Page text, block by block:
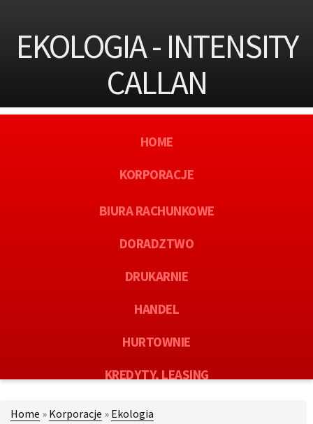
EKOLOGIA - INTENSITY
CALLAN
HOME
KORPORACJE
BIURA RACHUNKOWE
DORADZTWO
DRUKARNIE
HANDEL
HURTOWNIE
KREDYTY, LEASING
OFERTY PRACY
Home » Korporacje » Ekologia